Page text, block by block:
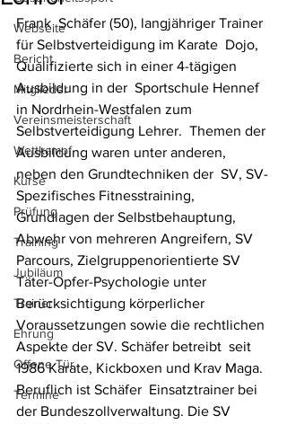
Webseite
Bericht
Mitglieder
Vereinsmeisterschaft
Wettkampf
Kurse
Prüfung
Training
Jubiläum
Trainer
Ehrung
Offene Tür
Termine
Frank  Schäfer (50), langjähriger Trainer
für Selbstverteidigung im Karate  Dojo,
Qualifizierte sich in einer 4-tägigen
Ausbildung in der  Sportschule Hennef
in Nordrhein-Westfalen zum
Selbstverteidigung Lehrer.  Themen der
Ausbildung waren unter anderen,
neben den Grundtechniken der  SV, SV-
Spezifisches Fitnesstraining,
Grundlagen der Selbstbehauptung,
Abwehr von mehreren Angreifern, SV
Parcours, Zielgruppenorientierte SV
Täter-Opfer-Psychologie unter
Berücksichtigung körperlicher
Voraussetzungen sowie die rechtlichen
Aspekte der SV. Schäfer betreibt  seit
1986 Karate, Kickboxen und Krav Maga.
Beruflich ist Schäfer  Einsatztrainer bei
der Bundeszollverwaltung. Die SV